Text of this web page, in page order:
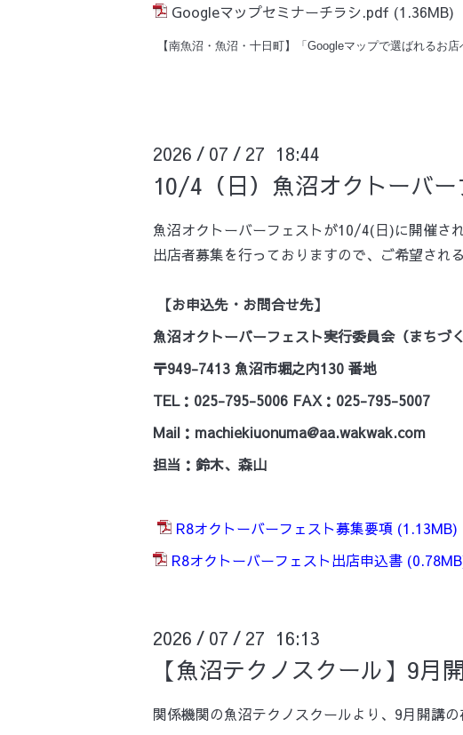
Googleマップセミナーチラシ.pdf (1.36MB)
【南魚沼・魚沼・十日町】「Googleマップで選ばれるお
2026 / 07 / 27 18:44
10/4（日）魚沼オクトーバ
魚沼オクトーバーフェストが10/4(日)に開催され
出店者募集を行っておりますので、ご希望され
【お申込先・お問合せ先】
魚沼オクトーバーフェスト実行委員会（まちづ
〒949-7413 魚沼市堀之内130 番地
TEL：025-795-5006 FAX：025-795-5007
Mail：machiekiuonuma@aa.wakwak.com
担当：鈴木、森山
R8オクトーバーフェスト募集要項 (1.13MB)
R8オクトーバーフェスト出店申込書
2026 / 07 / 27 16:13
【魚沼テクノスクール】9月
関係機関の魚沼テクノスクールより、9月開講